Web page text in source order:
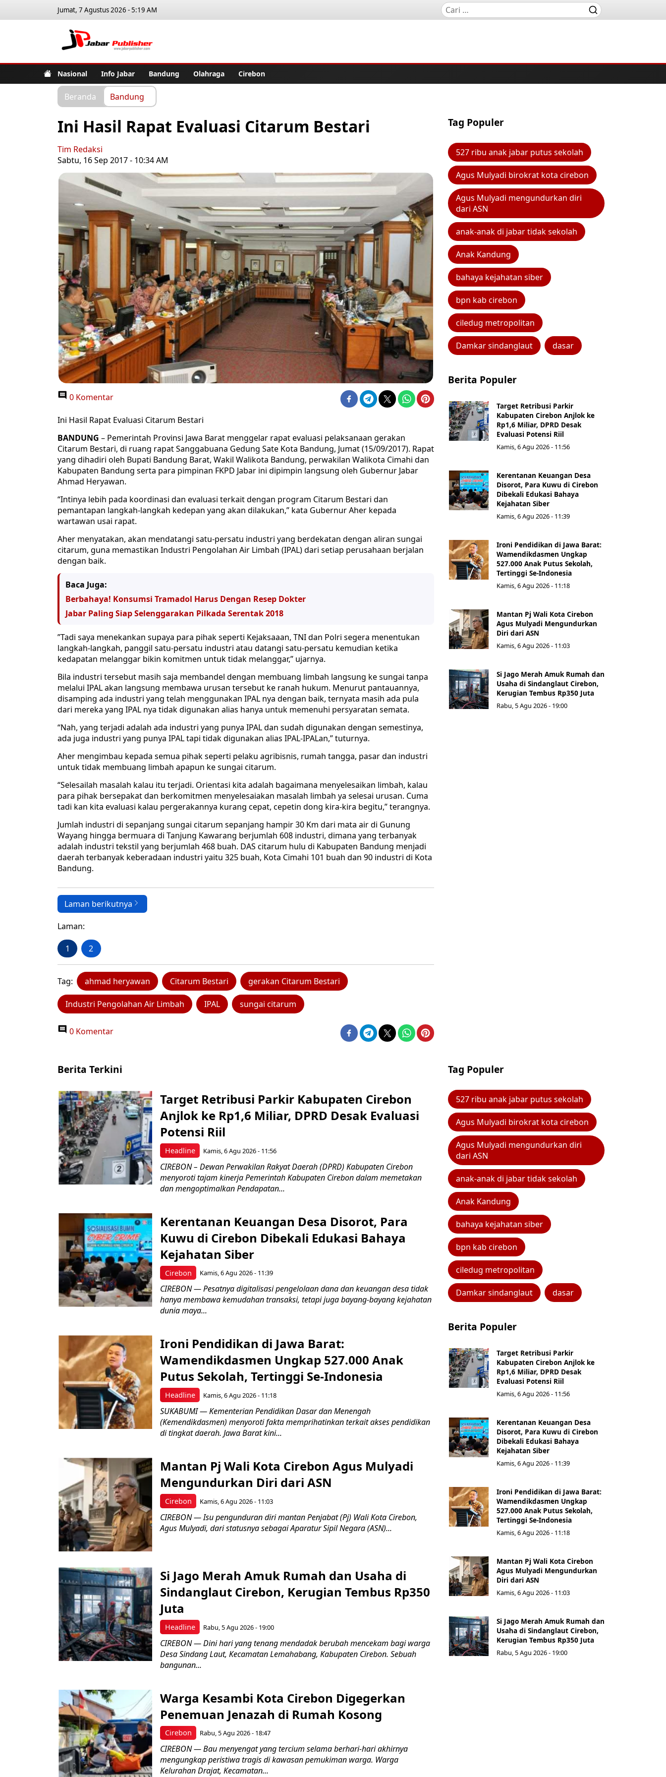
Jumat, 7 Agustus 2026 - 5:19 AM
Nasional Info Jabar Bandung Olahraga Cirebon
Beranda Bandung
Ini Hasil Rapat Evaluasi Citarum Bestari
Tim Redaksi
Sabtu, 16 Sep 2017 - 10:34 AM
0 Komentar
Ini Hasil Rapat Evaluasi Citarum Bestari
BANDUNG – Pemerintah Provinsi Jawa Barat menggelar rapat evaluasi pelaksanaan gerakan
Citarum Bestari, di ruang rapat Sanggabuana Gedung Sate Kota Bandung, Jumat (15/09/2017). Rapat
yang dihadiri oleh Bupati Bandung Barat, Wakil Walikota Bandung, perwakilan Walikota Cimahi dan
Kabupaten Bandung serta para pimpinan FKPD Jabar ini dipimpin langsung oleh Gubernur Jabar
Ahmad Heryawan.
“Intinya lebih pada koordinasi dan evaluasi terkait dengan program Citarum Bestari dan
pemantapan langkah-langkah kedepan yang akan dilakukan,” kata Gubernur Aher kepada
wartawan usai rapat.
Aher menyatakan, akan mendatangi satu-persatu industri yang berdekatan dengan aliran sungai
citarum, guna memastikan Industri Pengolahan Air Limbah (IPAL) dari setiap perusahaan berjalan
dengan baik.
Baca Juga:
Berbahaya! Konsumsi Tramadol Harus Dengan Resep Dokter
Jabar Paling Siap Selenggarakan Pilkada Serentak 2018
”Tadi saya menekankan supaya para pihak seperti Kejaksaaan, TNI dan Polri segera menentukan
langkah-langkah, panggil satu-persatu industri atau datangi satu-persatu kemudian ketika
kedapatan melanggar bikin komitmen untuk tidak melanggar,” ujarnya.
Bila industri tersebut masih saja membandel dengan membuang limbah langsung ke sungai tanpa
melalui IPAL akan langsung membawa urusan tersebut ke ranah hukum. Menurut pantauannya,
disamping ada industri yang telah menggunakan IPAL nya dengan baik, ternyata masih ada pula
dari mereka yang IPAL nya tidak digunakan alias hanya untuk memenuhi persyaratan semata.
“Nah, yang terjadi adalah ada industri yang punya IPAL dan sudah digunakan dengan semestinya,
ada juga industri yang punya IPAL tapi tidak digunakan alias IPAL-IPALan,” tuturnya.
Aher mengimbau kepada semua pihak seperti pelaku agribisnis, rumah tangga, pasar dan industri
untuk tidak membuang limbah apapun ke sungai citarum.
“Selesailah masalah kalau itu terjadi. Orientasi kita adalah bagaimana menyelesaikan limbah, kalau
para pihak bersepakat dan berkomitmen menyelesaiakan masalah limbah ya selesai urusan. Cuma
tadi kan kita evaluasi kalau pergerakannya kurang cepat, cepetin dong kira-kira begitu,” terangnya.
Jumlah industri di sepanjang sungai citarum sepanjang hampir 30 Km dari mata air di Gunung
Wayang hingga bermuara di Tanjung Kawarang berjumlah 608 industri, dimana yang terbanyak
adalah industri tekstil yang berjumlah 468 buah. DAS citarum hulu di Kabupaten Bandung menjadi
daerah terbanyak keberadaan industri yaitu 325 buah, Kota Cimahi 101 buah dan 90 industri di Kota
Bandung.
Laman berikutnya
Laman:
1 2
Tag: ahmad heryawan Citarum Bestari gerakan Citarum Bestari
Industri Pengolahan Air Limbah IPAL sungai citarum
0 Komentar
Tag Populer
527 ribu anak jabar putus sekolah
Agus Mulyadi birokrat kota cirebon
Agus Mulyadi mengundurkan diri
dari ASN
anak-anak di jabar tidak sekolah
Anak Kandung
bahaya kejahatan siber
bpn kab cirebon
ciledug metropolitan
Damkar sindanglaut dasar
Berita Populer
Target Retribusi Parkir
Kabupaten Cirebon Anjlok ke
Rp1,6 Miliar, DPRD Desak
Evaluasi Potensi Riil
Kamis, 6 Agu 2026 - 11:56
Kerentanan Keuangan Desa
Disorot, Para Kuwu di Cirebon
Dibekali Edukasi Bahaya
Kejahatan Siber
Kamis, 6 Agu 2026 - 11:39
Ironi Pendidikan di Jawa Barat:
Wamendikdasmen Ungkap
527.000 Anak Putus Sekolah,
Tertinggi Se-Indonesia
Kamis, 6 Agu 2026 - 11:18
Mantan Pj Wali Kota Cirebon
Agus Mulyadi Mengundurkan
Diri dari ASN
Kamis, 6 Agu 2026 - 11:03
Si Jago Merah Amuk Rumah dan
Usaha di Sindanglaut Cirebon,
Kerugian Tembus Rp350 Juta
Rabu, 5 Agu 2026 - 19:00
Berita Terkini
Headline
Target Retribusi Parkir Kabupaten Cirebon
Anjlok ke Rp1,6 Miliar, DPRD Desak Evaluasi
Potensi Riil
Kamis, 6 Agu 2026 - 11:56
CIREBON – Dewan Perwakilan Rakyat Daerah (DPRD) Kabupaten Cirebon
menyoroti tajam kinerja Pemerintah Kabupaten Cirebon dalam memetakan
dan mengoptimalkan Pendapatan...
Cirebon
Kerentanan Keuangan Desa Disorot, Para
Kuwu di Cirebon Dibekali Edukasi Bahaya
Kejahatan Siber
Kamis, 6 Agu 2026 - 11:39
CIREBON — Pesatnya digitalisasi pengelolaan dana dan keuangan desa tidak
hanya membawa kemudahan transaksi, tetapi juga bayang-bayang kejahatan
dunia maya...
Headline
Ironi Pendidikan di Jawa Barat:
Wamendikdasmen Ungkap 527.000 Anak
Putus Sekolah, Tertinggi Se-Indonesia
Kamis, 6 Agu 2026 - 11:18
SUKABUMI — Kementerian Pendidikan Dasar dan Menengah
(Kemendikdasmen) menyoroti fakta memprihatinkan terkait akses pendidikan
di tingkat daerah. Jawa Barat kini...
Cirebon
Mantan Pj Wali Kota Cirebon Agus Mulyadi
Mengundurkan Diri dari ASN
Kamis, 6 Agu 2026 - 11:03
CIREBON — Isu pengunduran diri mantan Penjabat (Pj) Wali Kota Cirebon,
Agus Mulyadi, dari statusnya sebagai Aparatur Sipil Negara (ASN)...
Headline
Si Jago Merah Amuk Rumah dan Usaha di
Sindanglaut Cirebon, Kerugian Tembus Rp350
Juta
Rabu, 5 Agu 2026 - 19:00
CIREBON — Dini hari yang tenang mendadak berubah mencekam bagi warga
Desa Sindang Laut, Kecamatan Lemahabang, Kabupaten Cirebon. Sebuah
bangunan...
Cirebon
Warga Kesambi Kota Cirebon Digegerkan
Penemuan Jenazah di Rumah Kosong
Rabu, 5 Agu 2026 - 18:47
CIREBON — Bau menyengat yang tercium selama berhari-hari akhirnya
mengungkap peristiwa tragis di kawasan pemukiman warga. Warga
Kelurahan Drajat, Kecamatan...
Tag Populer
527 ribu anak jabar putus sekolah
Agus Mulyadi birokrat kota cirebon
Agus Mulyadi mengundurkan diri
dari ASN
anak-anak di jabar tidak sekolah
Anak Kandung
bahaya kejahatan siber
bpn kab cirebon
ciledug metropolitan
Damkar sindanglaut dasar
Berita Populer
Target Retribusi Parkir
Kabupaten Cirebon Anjlok ke
Rp1,6 Miliar, DPRD Desak
Evaluasi Potensi Riil
Kamis, 6 Agu 2026 - 11:56
Kerentanan Keuangan Desa
Disorot, Para Kuwu di Cirebon
Dibekali Edukasi Bahaya
Kejahatan Siber
Kamis, 6 Agu 2026 - 11:39
Ironi Pendidikan di Jawa Barat:
Wamendikdasmen Ungkap
527.000 Anak Putus Sekolah,
Tertinggi Se-Indonesia
Kamis, 6 Agu 2026 - 11:18
Mantan Pj Wali Kota Cirebon
Agus Mulyadi Mengundurkan
Diri dari ASN
Kamis, 6 Agu 2026 - 11:03
Si Jago Merah Amuk Rumah dan
Usaha di Sindanglaut Cirebon,
Kerugian Tembus Rp350 Juta
Rabu, 5 Agu 2026 - 19:00